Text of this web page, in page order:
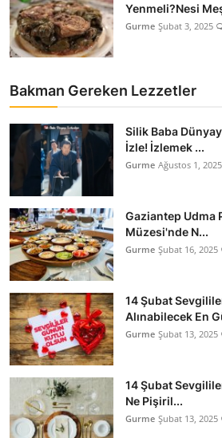
Yenmeli?Nesi
Gurme Şubat 3, 2025
Bakman Gereken Lezzetler
Silik Baba
İzle! İzlemek ...
Gurme Ağustos 1, 2025
Gaziantep Udma
Müzesi'nde N...
Gurme Şubat 16, 2025
14 Şubat
Alınabilecek En
Gurme Şubat 13, 2025
14 Şubat
Ne Pişiril...
Gurme Şubat 13, 2025